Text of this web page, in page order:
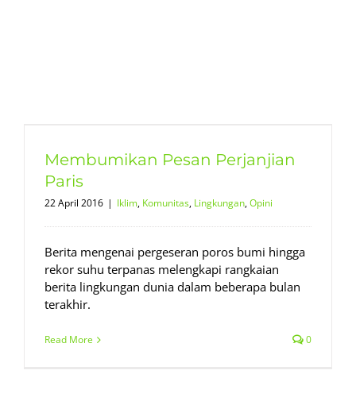
Membumikan Pesan Perjanjian
Paris
22 April 2016 | Iklim, Komunitas, Lingkungan,Opini
Berita mengenai pergeseran poros bumi hingga
rekor suhu terpanas melengkapi rangkaian
berita lingkungan dunia dalam beberapa bulan
terakhir.
Read More 0